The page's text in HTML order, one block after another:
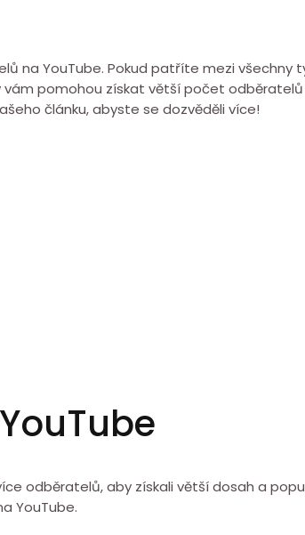
na YouTube. Pokud patříte mezi všechny
pomohou získat větší počet
článku, abyste se dozvěděli více!
odběratelů, aby získali větší dosah a
YouTube.